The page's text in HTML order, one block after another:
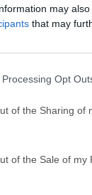
may
that may
Opt
of the Sharing of
of the Sale of my
iMyFone
redes
de la red y
por saber